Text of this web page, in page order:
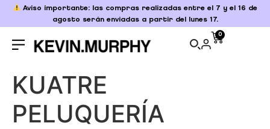
Aviso importante: las compras realizadas entre el 7 y el 16 de
agosto serán enviadas a partir del lunes 17.
0
KUATRE
PELUQUERÍA